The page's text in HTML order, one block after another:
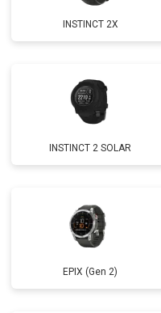
INSTINCT 2X
INSTINCT 2 SOLAR
EPIX (Gen 2)